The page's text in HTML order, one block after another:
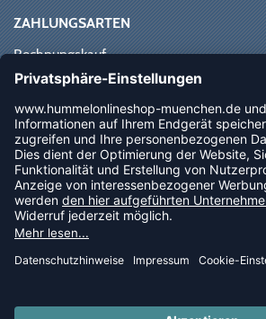
ZAHLUNGSARTEN
Rechnungskauf
Paypal
Vorkasse
Sofortüberweisung
NEWSLETTER